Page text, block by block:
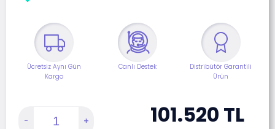
Ücretsiz Aynı Gün
Kargo
Canlı Destek
Distribütör Garantili
Ürün
101.520 TL